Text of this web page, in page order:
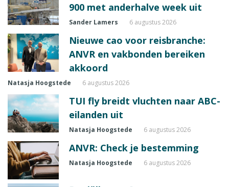
900 met anderhalve week uit
Sander Lamers 6 augustus 2026
Nieuwe cao voor reisbranche:
ANVR en vakbonden bereiken
akkoord
Natasja Hoogstede 6 augustus 2026
TUI fly breidt vluchten naar ABC-
eilanden uit
Natasja Hoogstede 6 augustus 2026
ANVR: Check je bestemming
Natasja Hoogstede 6 augustus 2026